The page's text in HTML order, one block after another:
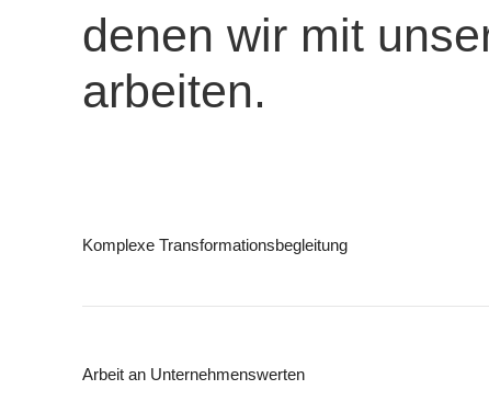
denen wir mit
arbeiten.
Komplexe Transformationsbegleitung
Arbeit an Unternehmenswerten